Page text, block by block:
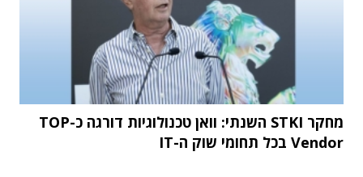
מחקר STKI השנתי: וואן טכנולוגיות דורגה כ-TOP
Vendor בכל תחומי שוק ה-IT